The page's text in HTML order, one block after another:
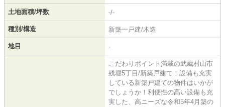
土地面積/坪数 -/-
種別/構造 新築一戸建/木造
地目 -
こだわりポイント満載の武蔵村山市
残堀5丁目/新築戸建て！設備も充実
している新築戸建ての物件はいかが
でしょうか！利便性の高い設備も充
実した、高ニーズな令和5年4月築の